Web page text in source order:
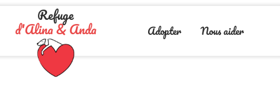
Refuge
d'Alina & Anda Adopter Nous aider